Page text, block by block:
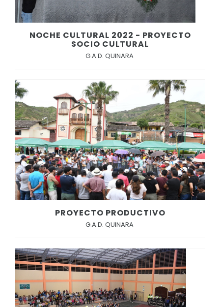
NOCHE CULTURAL 2022 - PROYECTO
SOCIO CULTURAL
G.A.D. QUINARA
PROYECTO PRODUCTIVO
G.A.D. QUINARA